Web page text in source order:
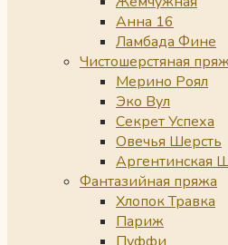
Анна 16
Ламбада Фине
Чистошерстяная
Мерино Роял
Эко Вул
Секрет Успеха
Овечья Шерсть
Аргентинская
Фантазийная пряжа
Хлопок Травка
Париж